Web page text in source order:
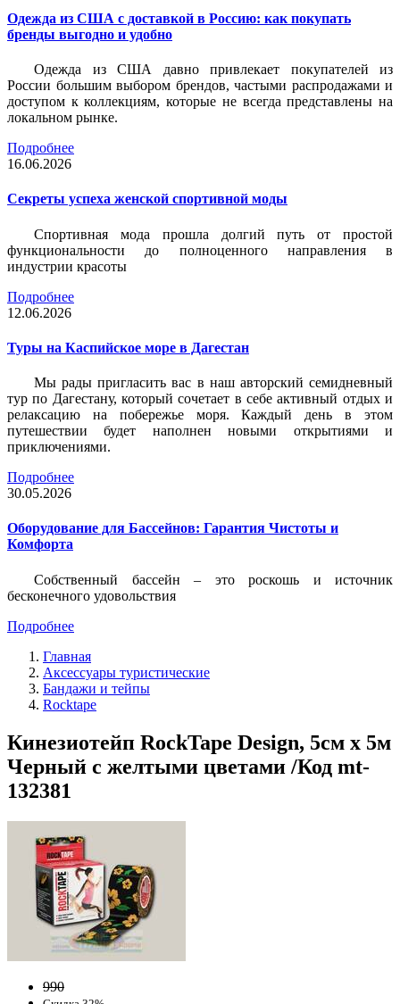
Одежда из США с доставкой в Россию: как покупать
бренды выгодно и удобно
Одежда из США давно привлекает покупателей из
России большим выбором брендов, частыми распродажами и
доступом к коллекциям, которые не всегда представлены на
локальном рынке.
Подробнее
16.06.2026
Секреты успеха женской спортивной моды
Спортивная мода прошла долгий путь от простой
функциональности до полноценного направления в
индустрии красоты
Подробнее
12.06.2026
Туры на Каспийское море в Дагестан
Мы рады пригласить вас в наш авторский семидневный
тур по Дагестану, который сочетает в себе активный отдых и
релаксацию на побережье моря. Каждый день в этом
путешествии будет наполнен новыми открытиями и
приключениями.
Подробнее
30.05.2026
Оборудование для Бассейнов: Гарантия Чистоты и
Комфорта
Собственный бассейн – это роскошь и источник
бесконечного удовольствия
Подробнее
Главная
Аксессуары туристические
Бандажи и тейпы
Rocktape
Кинезиотейп RockTape Design, 5см х 5м
Черный с желтыми цветами /Код mt-
132381
990